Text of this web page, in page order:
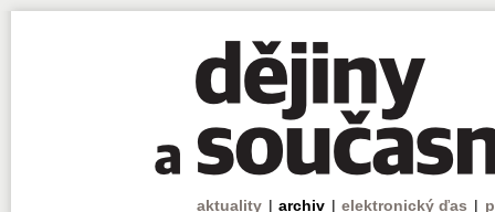
aktuality | archiv | elektronický ďas |